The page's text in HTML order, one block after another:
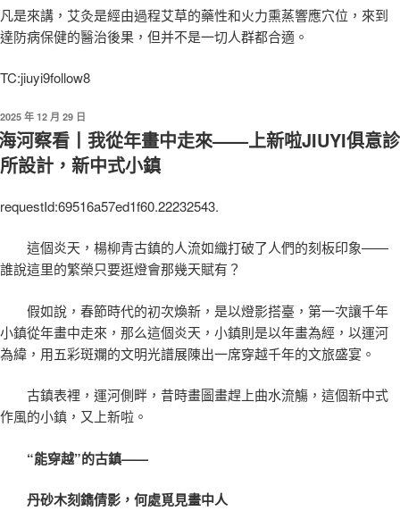
凡是來講，艾灸是經由過程艾草的藥性和火力熏蒸響應穴位，來到
達防病保健的醫治後果，但并不是一切人群都合適。
TC:jiuyi9follow8
發
佈
於
2025 年 12 月 29 日
河察看丨我從年畫中走來——上新啦JIUYI俱意診
所設計，新中式小鎮
requestId:69516a57ed1f60.22232543.
這個炎天，楊柳青古鎮的人流如織打破了人們的刻板印象——
誰說這里的繁榮只要逛燈會那幾天賦有？
假如說，春節時代的初次煥新，是以燈影搭臺，第一次讓千年
小鎮從年畫中走來，那么這個炎天，小鎮則是以年畫為經，以運河
為緯，用五彩斑斕的文明光譜展陳出一席穿越千年的文旅盛宴。
古鎮表裡，運河側畔，昔時畫圖畫趕上曲水流觴，這個新中式
作風的小鎮，又上新啦。
“能穿越”的古鎮——
丹砂木刻鐫倩影，何處覓見畫中人